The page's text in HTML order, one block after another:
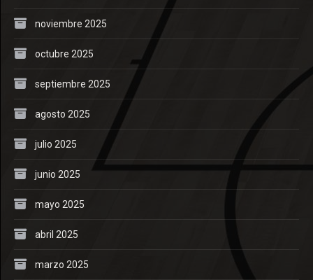
noviembre 2025
octubre 2025
septiembre 2025
agosto 2025
julio 2025
junio 2025
mayo 2025
abril 2025
marzo 2025